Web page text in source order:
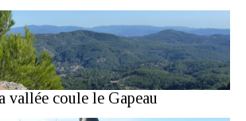
vallée coule le Gapeau